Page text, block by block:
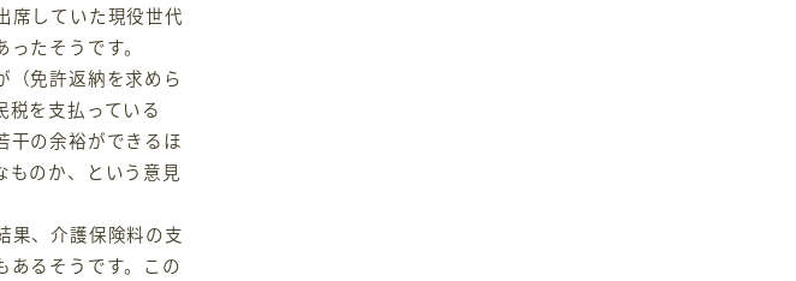
席していた現役世代
たそうです。
免許返納を求めら
を支払っている
干の余裕ができるほ
ものか、という意見
果、介護保険料の支
あるそうです。この